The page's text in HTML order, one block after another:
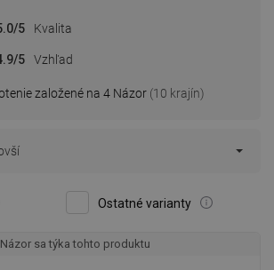
založené na 4 Názor (10 krajín)
/5 Kvalita
/5 Vzhľad
Ostatné varianty
Názor sa týka tohto produktu